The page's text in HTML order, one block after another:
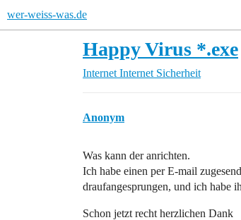
wer-weiss-was.de
Happy Virus *.exe
Internet Internet Sicherheit
Anonym
Was kann der anrichten.
Ich habe einen per E-mail
draufangesprungen, und ich habe
Schon jetzt recht herzlichen Dank